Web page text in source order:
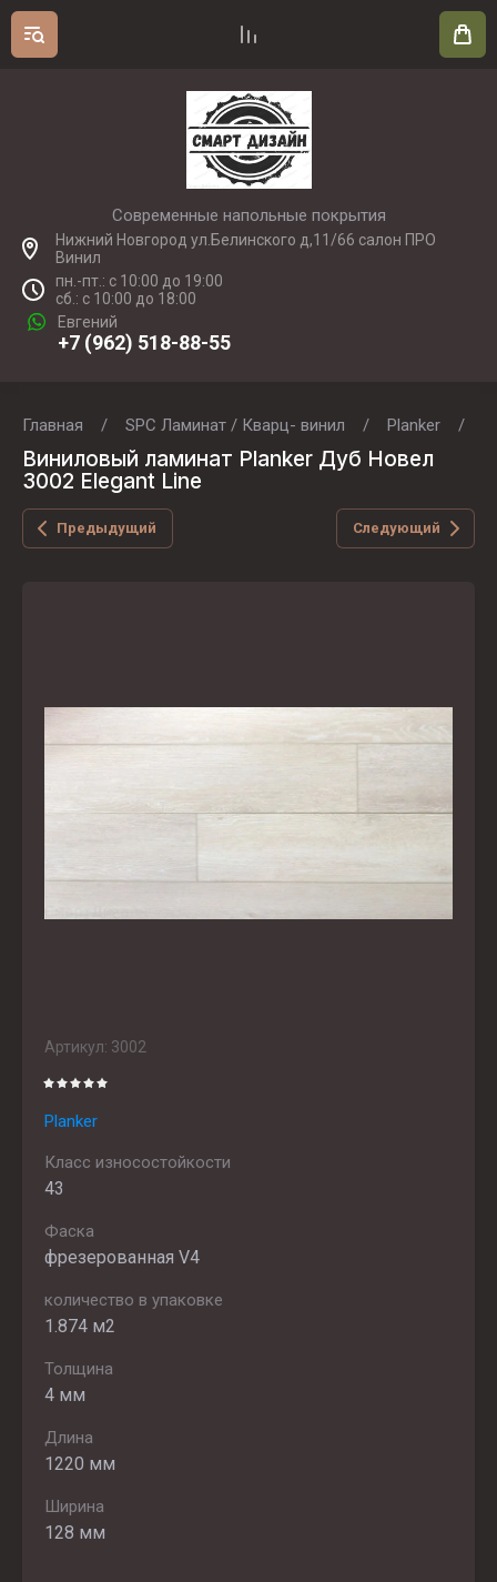
Современные напольные покрытия
Нижний Новгород ул.Белинского д,11/66 салон ПРО
Винил
пн.-пт.: с 10:00 до 19:00
сб.: с 10:00 до 18:00
Евгений
+7 (962) 518-88-55
Главная / SPC Ламинат / Кварц- винил / Planker /
Виниловый ламинат Planker Дуб Новел
3002 Elegant Line
Предыдущий Следующий
Артикул: 3002
Planker
Класс износостойкости
43
Фаска
фрезерованная V4
количество в упаковке
1.874 м2
Толщина
4 мм
Длина
1220 мм
Ширина
128 мм